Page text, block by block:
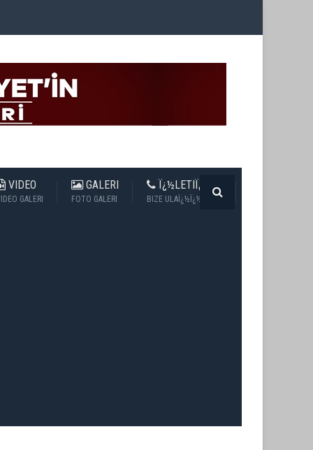
VIDEO
GALERI
GALERI
FOTO GALERI
Ï¿½LETIÏ¿½IM
BIZE ULAÏ¿½Ï¿½N